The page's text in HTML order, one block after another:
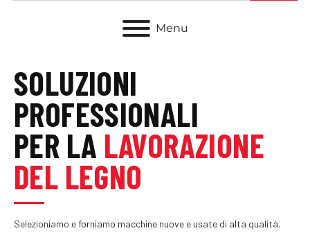
Menu
SOLUZIONI
PROFESSIONALI
PER LA LAVORAZIONE
DEL LEGNO
Selezioniamo e forniamo macchine nuove e usate di alta qualità.